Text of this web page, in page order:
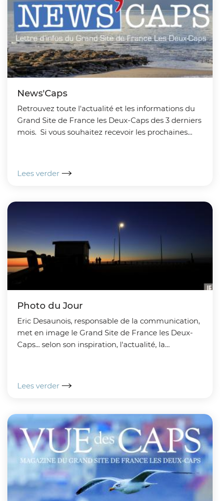
News'Caps
Retrouvez toute l'actualité et les informations du
Grand Site de France les Deux-Caps des 3 derniers
mois. Si vous souhaitez recevoir les prochaines
Lees verder
Photo du Jour
Eric Desaunois, responsable de la communication,
met en image le Grand Site de France les Deux-
Caps... selon son inspiration, l'actualité, la
Lees verder